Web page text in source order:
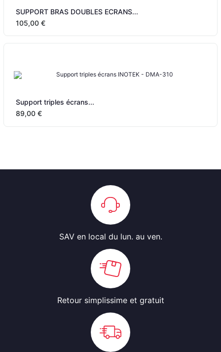
SUPPORT BRAS DOUBLES ECRANS...
105,00 €
Support triples écrans...
89,00 €
SAV en local du lun. au ven.
Retour simplissime et gratuit